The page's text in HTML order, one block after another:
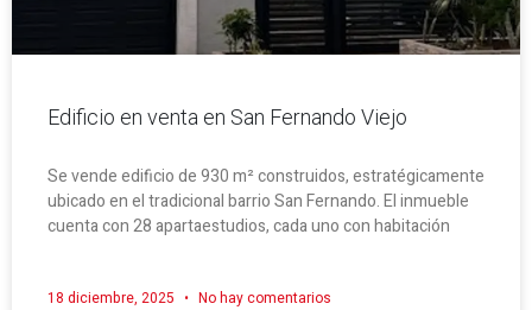
Edificio en venta en San Fernando Viejo
Se vende edificio de 930 m² construidos, estratégicamente
ubicado en el tradicional barrio San Fernando. El inmueble
cuenta con 28 apartaestudios, cada uno con habitación
18 diciembre, 2025 No hay comentarios